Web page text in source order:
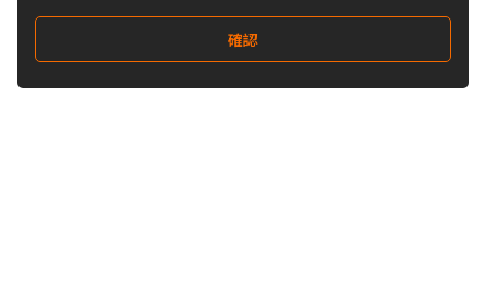
確認